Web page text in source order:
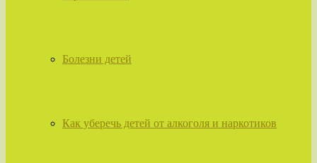
Болезни детей
Как уберечь детей от алкоголя и наркотиков